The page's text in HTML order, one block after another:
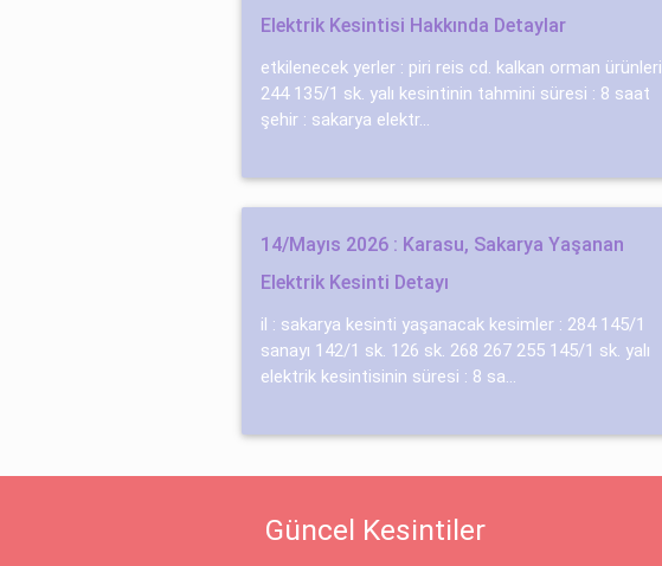
Elektrik Kesintisi Hakkında Detaylar
etkilenecek yerler : pi̇ri̇ rei̇s cd. kalkan orman ürünleri̇
244 135/1 sk. yalı kesintinin tahmini süresi : 8 saat
şehir : sakarya elektr...
14/Mayıs 2026 : Karasu, Sakarya Yaşanan
Elektrik Kesinti Detayı
il : sakarya kesinti yaşanacak kesimler : 284 145/1
sanayı 142/1 sk. 126 sk. 268 267 255 145/1 sk. yalı
elektrik kesintisinin süresi : 8 sa...
Güncel Kesintiler